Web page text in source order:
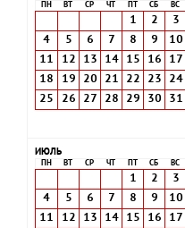
ПН ВТ СР ЧТ СБ ВС
1 2
3
4
5 6 7 8 9
10
11
12 13 14 15 16
17
18
19 20 21 22 23
24
25
26 27 28 29 30 31
ИЮЛЬ
ПН ВТ СР ЧТ СБ ВС
1 2
3
4
5 6 7 8 9
10
11
12 13 14 15 16
17